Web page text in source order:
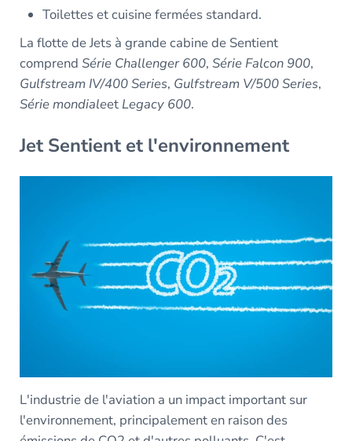
Toilettes et cuisine fermées standard.
La flotte de Jets à grande cabine de Sentient
comprend Série Challenger 600, Série Falcon 900,
Gulfstream IV/400 Series, Gulfstream V/500 Series,
Série mondialeet Legacy 600.
Jet Sentient et l'environnement
L'industrie de l'aviation a un impact important sur
l'environnement, principalement en raison des